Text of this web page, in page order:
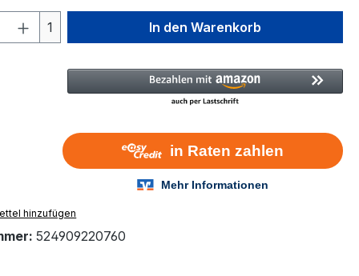
Gib den gewünschten Wert
1 In den Warenkorb
hinzufügen
524909220760